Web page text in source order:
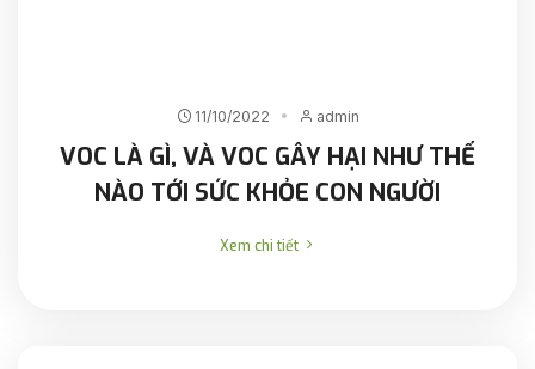
11/10/2022 admin
VOC LÀ GÌ, VÀ VOC GÂY HẠI NHƯ THẾ
NÀO TỚI SỨC KHỎE CON NGƯỜI
Xem chi tiết